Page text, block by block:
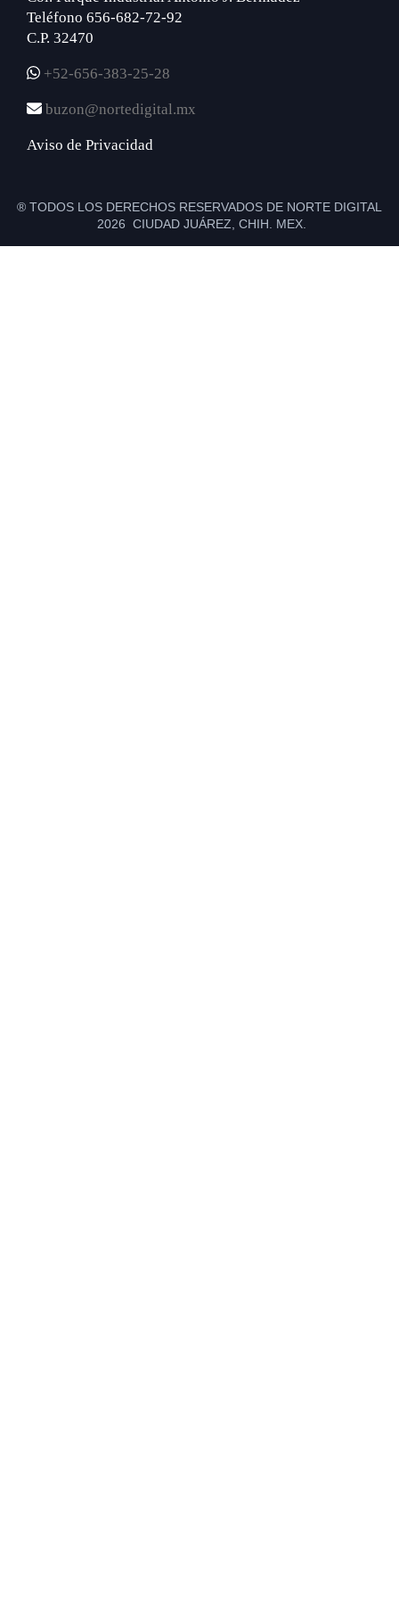
Teléfono 656-682-72-92
C.P. 32470
+52-656-383-25-28
buzon@nortedigital.mx
Aviso de Privacidad
® TODOS LOS DERECHOS RESERVADOS DE NORTE DIGITAL
2026 CIUDAD JUÁREZ, CHIH. MEX.